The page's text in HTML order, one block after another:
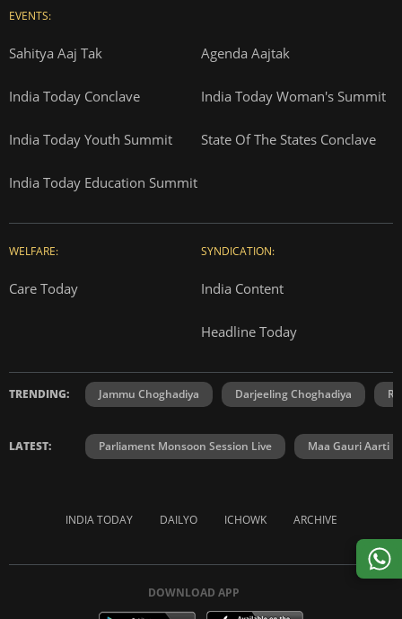
EVENTS:
Sahitya Aaj Tak Agenda Aajtak
India Today Conclave India Today Woman's Summit
India Today Youth Summit State Of The States Conclave
India Today Education Summit
WELFARE:
Care Today
SYNDICATION:
India Content
Headline Today
TRENDING: Jammu Choghadiya Darjeeling Choghadiya
LATEST: Parliament Monsoon Session Live Maa Gauri Aarti
INDIA TODAY DAILYO ICHOWK ARCHIVE
DOWNLOAD APP